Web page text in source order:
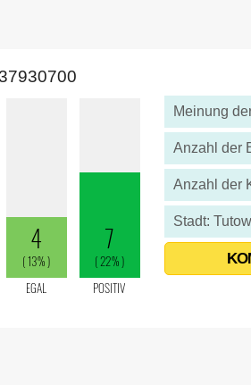
Meinung
Anzahl der
Anzahl der
Stadt: